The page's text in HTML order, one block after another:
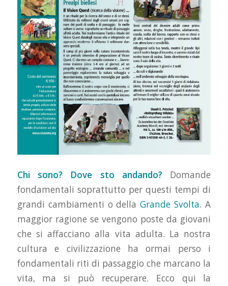
Chi sono? Dove sto andando? Domande
fondamentali soprattutto per questi tempi di
grandi cambiamenti o dellaGrande Svolta. A
maggior ragione se vengono poste da giovani
che si affacciano alla vita adulta. La nostra
cultura e civilizzazione ha ormai perso i
fondamentali riti di passaggio che marcano la
vita, ma si può recuperare. Ecco qui la